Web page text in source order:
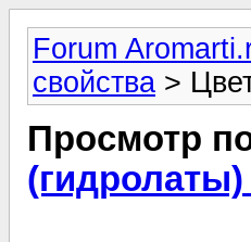
Forum
свойства >
Просмотр